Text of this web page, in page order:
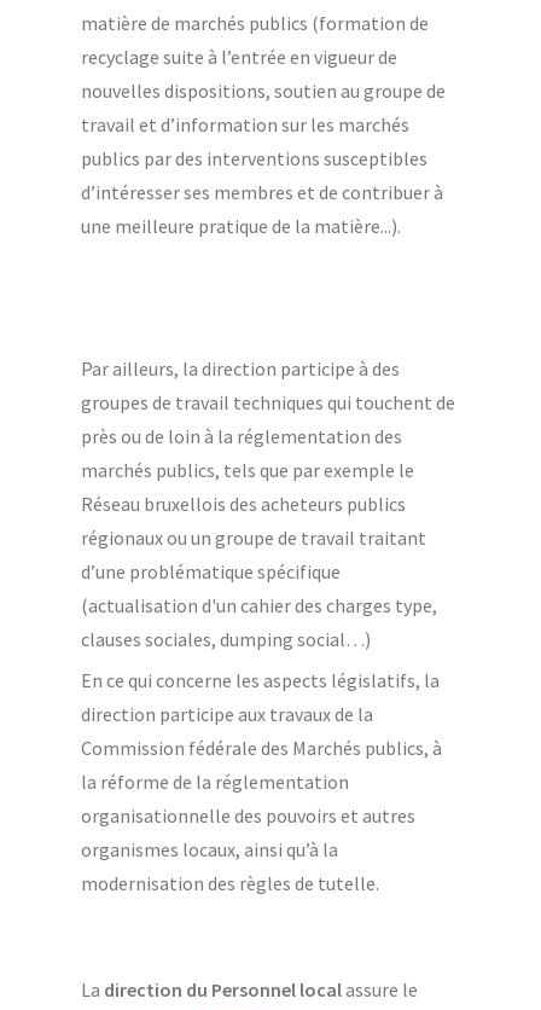
matière de marchés publics (formation de
recyclage suite à l’entrée en vigueur de
nouvelles dispositions, soutien au groupe de
travail et d’information sur les marchés
publics par des interventions susceptibles
d’intéresser ses membres et de contribuer à
une meilleure pratique de la matière...).
Par ailleurs, la direction participe à des
groupes de travail techniques qui touchent de
près ou de loin à la réglementation des
marchés publics, tels que par exemple le
Réseau bruxellois des acheteurs publics
régionaux ou un groupe de travail traitant
d’une problématique spécifique
(actualisation d'un cahier des charges type,
clauses sociales, dumping social…)
En ce qui concerne les aspects législatifs, la
direction participe aux travaux de la
Commission fédérale des Marchés publics, à
la réforme de la réglementation
organisationnelle des pouvoirs et autres
organismes locaux, ainsi qu’à la
modernisation des règles de tutelle.
La direction du Personnel localassure le